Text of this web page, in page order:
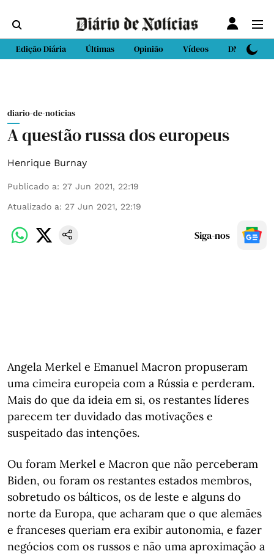
Edição Diária Últimas Opinião Vídeos DN Sport
diario-de-noticias
A questão russa dos europeus
Henrique Burnay
Publicado a: 27 Jun 2021, 22:19
Atualizado a: 27 Jun 2021, 22:19
Siga-nos
Angela Merkel e Emanuel Macron propuseram
uma cimeira europeia com a Rússia e perderam.
Mais do que da ideia em si, os restantes líderes
parecem ter duvidado das motivações e
suspeitado das intenções.
Ou foram Merkel e Macron que não perceberam
Biden, ou foram os restantes estados membros,
sobretudo os bálticos, os de leste e alguns do
norte da Europa, que acharam que o que alemães
e franceses queriam era exibir autonomia, e fazer
negócios com os russos e não uma aproximação a